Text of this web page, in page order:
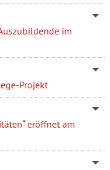
im
Projekt
eröffnet am